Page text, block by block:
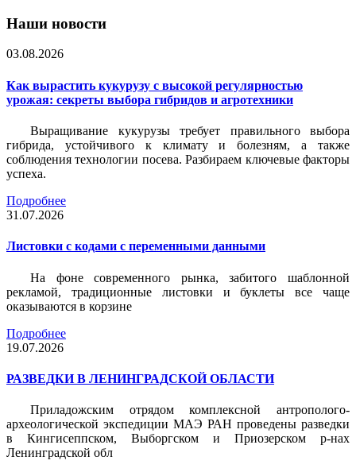
Наши новости
03.08.2026
Как вырастить кукурузу с высокой регулярностью
урожая: секреты выбора гибридов и агротехники
Выращивание кукурузы требует правильного выбора
гибрида, устойчивого к климату и болезням, а также
соблюдения технологии посева. Разбираем ключевые факторы
успеха.
Подробнее
31.07.2026
Листовки c кодами с переменными данными
На фоне современного рынка, забитого шаблонной
рекламой, традиционные листовки и буклеты все чаще
оказываются в корзине
Подробнее
19.07.2026
РАЗВЕДКИ В ЛЕНИНГРАДСКОЙ ОБЛАСТИ
Приладожским отрядом комплексной антрополого-
археологической экспедиции МАЭ РАН проведены разведки
в Кингисеппском, Выборгском и Приозерском р-нах
Ленинградской обл